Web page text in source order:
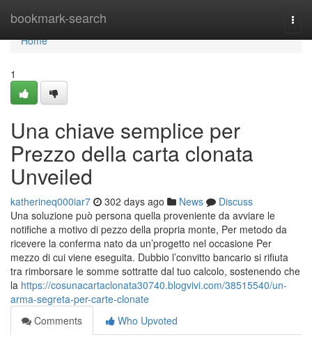
bookmark-search
Home
Home
1
Una chiave semplice per
Prezzo della carta clonata
Unveiled
katherineq000iar7 302 days ago News
Discuss
Una soluzione può persona quella proveniente da avviare le
notifiche a motivo di pezzo della propria monte, Per metodo da
ricevere la conferma nato da un’progetto nel occasione Per
mezzo di cui viene eseguita. Dubbio l’convitto bancario si rifiuta
tra rimborsare le somme sottratte dal tuo calcolo, sostenendo che
la https://cosunacartaclonata30740.blogvivi.com/38515540/un-
arma-segreta-per-carte-clonate
Comments
Who Upvoted